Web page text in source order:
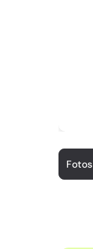
1
of
Fotos